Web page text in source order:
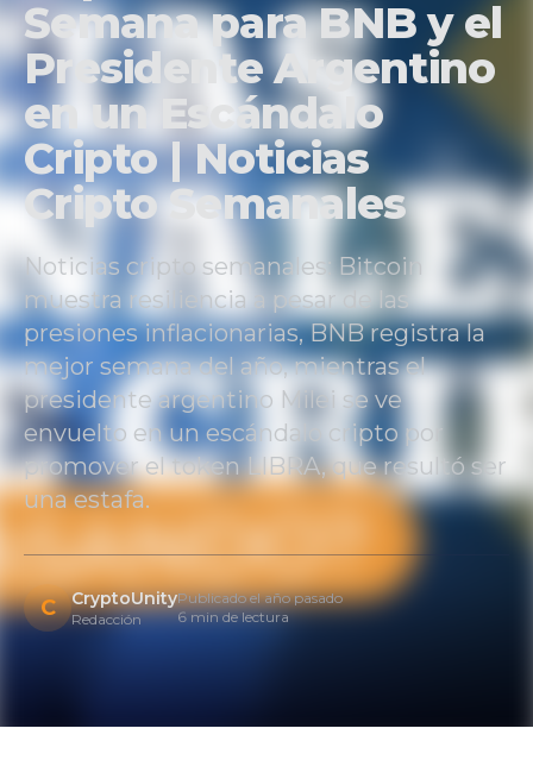
Semana para BNB y el
Presidente Argentino
en un Escándalo
Cripto | Noticias
Cripto Semanales
Noticias cripto semanales: Bitcoin
muestra resiliencia a pesar de las
presiones inflacionarias, BNB registra la
mejor semana del año, mientras el
presidente argentino Milei se ve
envuelto en un escándalo cripto por
promover el token LIBRA, que resultó ser
una estafa.
C CryptoUnity
Redacción
Publicado el año pasado
6 min de lectura